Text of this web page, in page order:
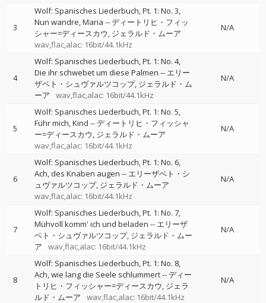
3
Wolf: Spanisches Liederbuch, Pt. 1: No. 3,
Nun wandre, Maria --ディートリヒ・フィッ
シャー=ディースカウ ジェラルド・ムーア
wav,flac,alac: 16bit/44.1kHz
N/A
4
Wolf: Spanisches Liederbuch, Pt. 1: No. 4,
Die ihr schwebet um diese Palmen -- エリー
ザベト・シュヴァルツコップ ジェラルド・ム
ーア
wav,flac,alac: 16bit/44.1kHz
N/A
5
Wolf: Spanisches Liederbuch, Pt. 1: No. 5,
Führ mich, Kind --ディートリヒ・フィッシャ
ー=ディースカウ ジェラルド・ムーア
wav,flac,alac: 16bit/44.1kHz
N/A
6
Wolf: Spanisches Liederbuch, Pt. 1: No. 6,
Ach, des Knaben augen -- エリーザベト・シ
ュヴァルツコップ ジェラルド・ムーア
wav,flac,alac: 16bit/44.1kHz
N/A
7
Wolf: Spanisches Liederbuch, Pt. 1: No. 7,
Mühvoll komm' ich und beladen -- エリーザ
ベト・シュヴァルツコップ ジェラルド・ムー
ア
wav,flac,alac: 16bit/44.1kHz
N/A
8
Wolf: Spanisches Liederbuch, Pt. 1: No. 8,
Ach, wie lang die Seele schlummert--ディー
トリヒ・フィッシャー=ディースカウ ジェラ
ルド・ムーア
wav,flac,alac: 16bit/44.1kHz
N/A